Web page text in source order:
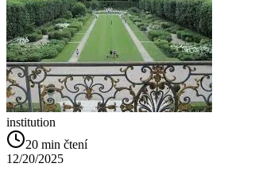
institution
20 min čtení
12/20/2025